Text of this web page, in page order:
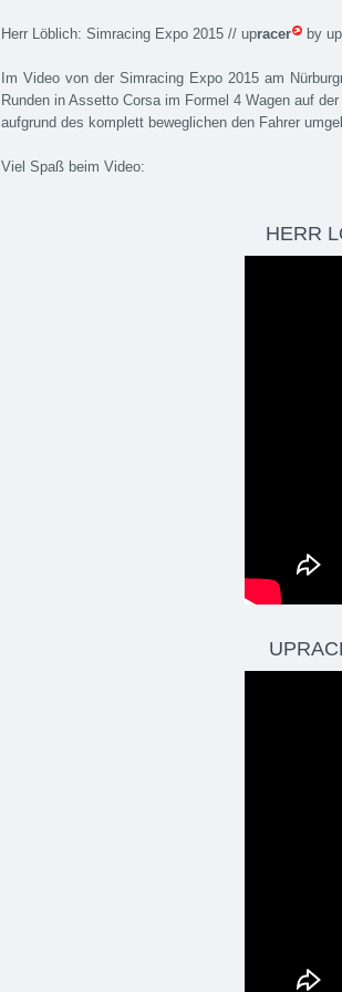
Herr Löblich: Simracing Expo 2015 // upracer by up
Im Video von der Simracing Expo 2015 am
Runden in Assetto Corsa im Formel 4 Wagen auf
aufgrund des komplett beweglichen den Fahrer
Viel Spaß beim Video:
HERR